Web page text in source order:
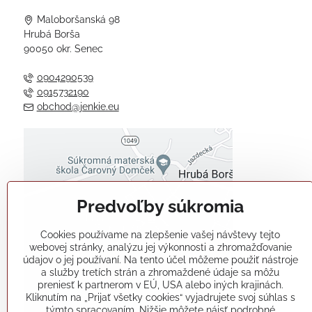
Maloboršanská 98
Hrubá Borša
90050 okr. Senec
0904290539
0915732190
obchod@jenkie.eu
Externý obsah je blokovaný
Prajete si načítať externý obsah?
Povoliť tentokrát
Povoliť a zapamätať - súhlas s
druhom cookie: Funkčné
Predvoľby súkromia
Cookies používame na zlepšenie vašej návštevy tejto
webovej stránky, analýzu jej výkonnosti a zhromažďovanie
údajov o jej používaní. Na tento účel môžeme použiť nástroje
a služby tretích strán a zhromaždené údaje sa môžu
preniesť k partnerom v EÚ, USA alebo iných krajinách.
Kliknutím na „Prijať všetky cookies“ vyjadrujete svoj súhlas s